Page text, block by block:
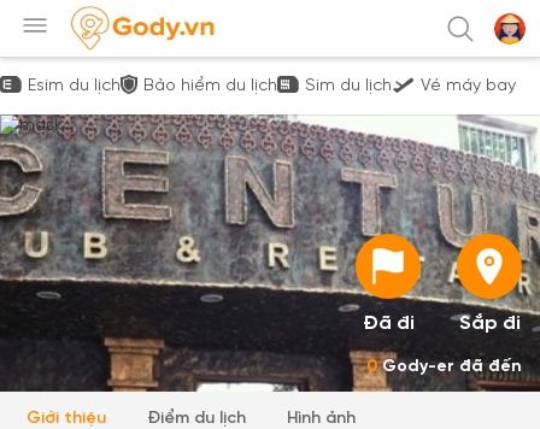
Esim du lịch Bảo hiểm du lịch Sim du lịch Vé máy bay
Đã đi Sắp đi
0Gody-er đã đến
Giới thiệu Điểm du lịch Hình ảnh